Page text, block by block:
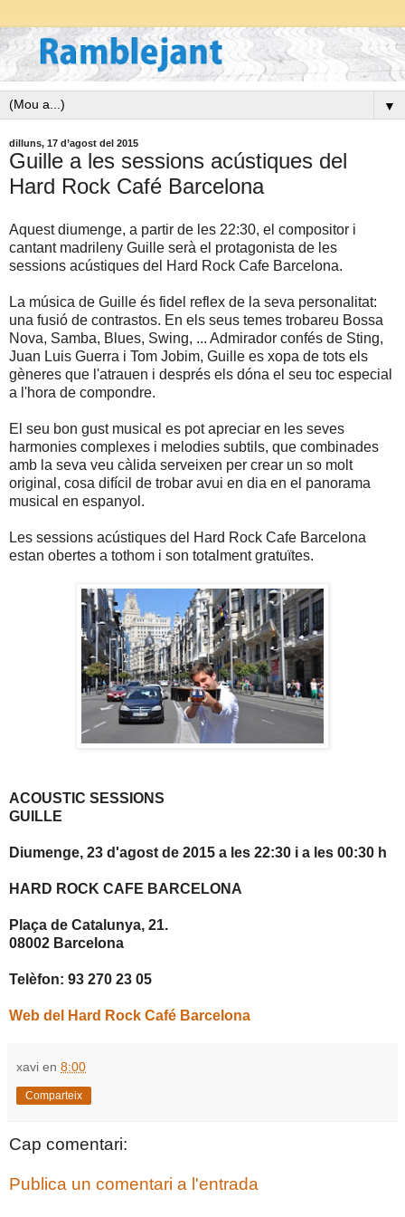
▼
dilluns, 17 d’agost del 2015
Guille a les sessions acústiques del
Hard Rock Café Barcelona
Aquest diumenge, a partir de les 22:30, el compositor i
cantant madrileny Guille serà el protagonista de les
sessions acústiques del Hard Rock Cafe Barcelona.
La música de Guille és fidel reflex de la seva personalitat:
una fusió de contrastos. En els seus temes trobareu Bossa
Nova, Samba, Blues, Swing, ... Admirador confés de Sting,
Juan Luis Guerra i Tom Jobim, Guille es xopa de tots els
gèneres que l'atrauen i després els dóna el seu toc especial
a l'hora de compondre.
El seu bon gust musical es pot apreciar en les seves
harmonies complexes i melodies subtils, que combinades
amb la seva veu càlida serveixen per crear un so molt
original, cosa difícil de trobar avui en dia en el panorama
musical en espanyol.
Les sessions acústiques del Hard Rock Cafe Barcelona
estan obertes a tothom i son totalment gratuïtes.
ACOUSTIC SESSIONS
GUILLE
Diumenge, 23 d'agost de 2015 a les 22:30 i a les 00:30 h
HARD ROCK CAFE BARCELONA
Plaça de Catalunya, 21.
08002 Barcelona
Telèfon: 93 270 23 05
Web del Hard Rock Café Barcelona
xavi en 8:00
Comparteix
Cap comentari:
Publica un comentari a l'entrada